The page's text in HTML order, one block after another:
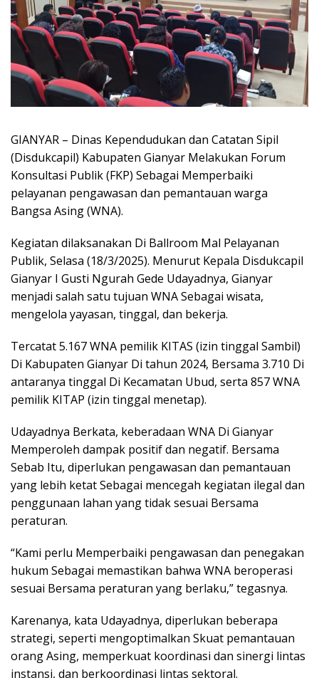
GIANYAR – Dinas Kependudukan dan Catatan Sipil
(Disdukcapil) Kabupaten Gianyar Melakukan Forum
Konsultasi Publik (FKP) Sebagai Memperbaiki
pelayanan pengawasan dan pemantauan warga
Bangsa Asing (WNA).
Kegiatan dilaksanakan Di Ballroom Mal Pelayanan
Publik, Selasa (18/3/2025). Menurut Kepala Disdukcapil
Gianyar I Gusti Ngurah Gede Udayadnya, Gianyar
menjadi salah satu tujuan WNA Sebagai wisata,
mengelola yayasan, tinggal, dan bekerja.
Tercatat 5.167 WNA pemilik KITAS (izin tinggal Sambil)
Di Kabupaten Gianyar Di tahun 2024, Bersama 3.710 Di
antaranya tinggal Di Kecamatan Ubud, serta 857 WNA
pemilik KITAP (izin tinggal menetap).
Udayadnya Berkata, keberadaan WNA Di Gianyar
Memperoleh dampak positif dan negatif. Bersama
Sebab Itu, diperlukan pengawasan dan pemantauan
yang lebih ketat Sebagai mencegah kegiatan ilegal dan
penggunaan lahan yang tidak sesuai Bersama
peraturan.
“Kami perlu Memperbaiki pengawasan dan penegakan
hukum Sebagai memastikan bahwa WNA beroperasi
sesuai Bersama peraturan yang berlaku,” tegasnya.
Karenanya, kata Udayadnya, diperlukan beberapa
strategi, seperti mengoptimalkan Skuat pemantauan
orang Asing, memperkuat koordinasi dan sinergi lintas
instansi, dan berkoordinasi lintas sektoral.